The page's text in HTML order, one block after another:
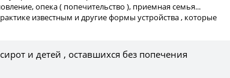
опека ( попечительство ), приемная семья...
известным и другие формы устройства , которые
и детей , оставшихся без попечения